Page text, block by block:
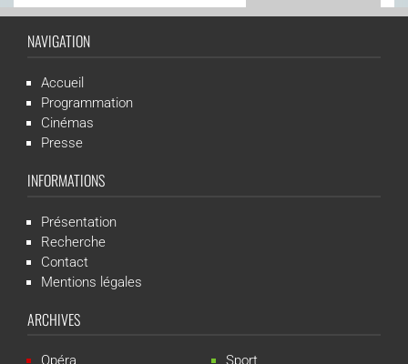
NAVIGATION
Accueil
Programmation
Cinémas
Presse
INFORMATIONS
Présentation
Recherche
Contact
Mentions légales
ARCHIVES
Opéra Sport